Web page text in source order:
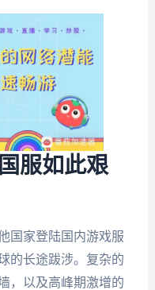
服如此艰
国家登陆国内游戏服
的长途跋涉。复杂的
，以及高峰期激增的